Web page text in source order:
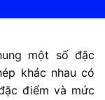
một số đặc
khác nhau có
điểm và mức